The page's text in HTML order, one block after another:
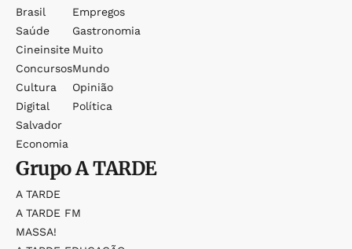
Brasil
Saúde
Cineinsite
Concursos
Cultura
Digital
Salvador
Economia
Empregos
Gastronomia
Muito
Mundo
Opinião
Política
GrupoA TARDE
A TARDE
A TARDE FM
MASSA!